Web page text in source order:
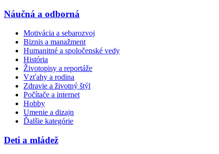
Náučná a odborná
Motivácia a sebarozvoj
Biznis a manažment
Humanitné a spoločenské vedy
História
Životopisy a reportáže
Vzťahy a rodina
Zdravie a životný štýl
Počítače a internet
Hobby
Umenie a dizajn
Ďalšie kategórie
Deti a mládež